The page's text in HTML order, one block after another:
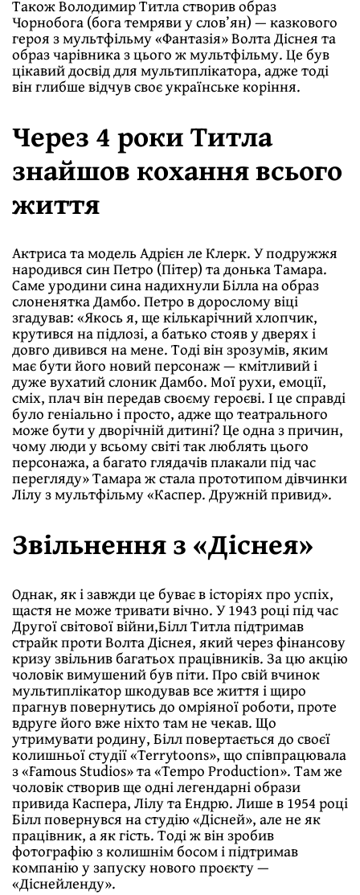
Також Володимир Титла створив образ
Чорнобога (бога темряви у слов’ян) — казкового
героя з мультфільму «Фантазія» Волта Діснея та
образ чарівника з цього ж мультфільму. Це був
цікавий досвід для мультиплікатора, адже тоді
він глибше відчув своє українське коріння.
Через 4 роки Титла
знайшов кохання всього
життя
Актриса та модель Адрієн ле Клерк. У подружжя
народився син Петро (Пітер) та донька Тамара.
Саме уродини сина надихнули Білла на образ
слоненятка Дамбо. Петро в дорослому віці
згадував: «Якось я, ще кількарічний хлопчик,
крутився на підлозі, а батько стояв у дверях і
довго дивився на мене. Тоді він зрозумів, яким
має бути його новий персонаж — кмітливий і
дуже вухатий слоник Дамбо. Мої рухи, емоції,
сміх, плач він передав своєму героєві. І це справді
було геніально і просто, адже що театрального
може бути у дворічній дитині? Це одна з причин,
чому люди у всьому світі так люблять цього
персонажа, а багато глядачів плакали під час
перегляду» Тамара ж стала прототипом дівчинки
Лілу з мультфільму «Каспер. Дружній привид».
Звільнення з «Діснея»
Однак, як і завжди це буває в історіях про успіх,
щастя не може тривати вічно. У 1943 році під час
Другої світової війни,Білл Титла підтримав
страйк проти Волта Діснея, який через фінансову
кризу звільнив багатьох працівників. За цю акцію
чоловік вимушений був піти. Про свій вчинок
мультиплікатор шкодував все життя і щиро
прагнув повернутись до омріяної роботи, проте
вдруге його вже ніхто там не чекав. Що
утримувати родину, Білл повертається до своєї
колишньої студії «Terrytoons», що співпрацювала
з «Famous Studios» та «Tempo Production». Там же
чоловік створив ще одні легендарні образи
привида Каспера, Лілу та Ендрю. Лише в 1954 році
Білл повернувся на студію «Дісней», але не як
працівник, а як гість. Тоді ж він зробив
фотографію з колишнім босом і підтримав
компанію у запуску нового проєкту —
«Діснейленду».